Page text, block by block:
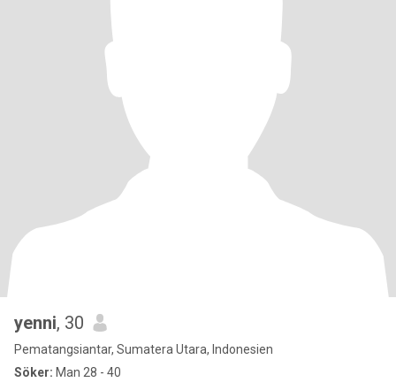
yenni, 30
Pematangsiantar, Sumatera Utara, Indonesien
Söker: Man 28 - 40